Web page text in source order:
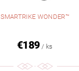
SMARTRIKE WONDER™
€189 / ks